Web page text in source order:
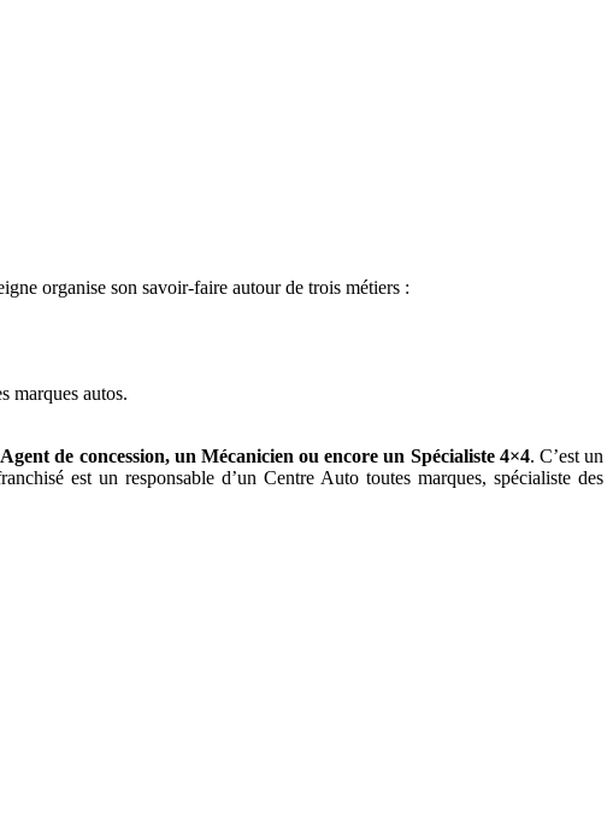
organise son savoir-faire autour de trois métiers :
marques autos.
de concession, un Mécanicien ou encore un Spécialiste 4×4. C’est un
est un responsable d’un Centre Auto toutes marques, spécialiste des